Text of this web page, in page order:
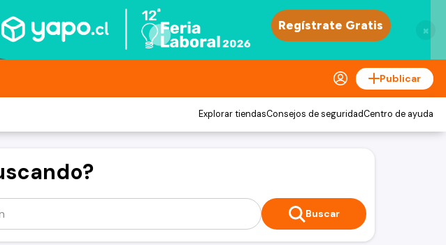
×
Publicar
Explorar tiendasConsejos de seguridadCentro de ayuda
Buscar